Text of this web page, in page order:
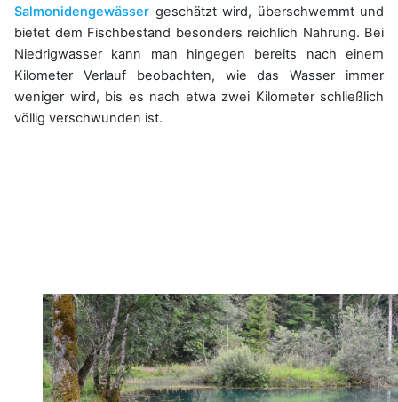
Salmonidengewässer geschätzt wird, überschwemmt und
bietet dem Fischbestand besonders reichlich Nahrung. Bei
Niedrigwasser kann man hingegen bereits nach einem
Kilometer Verlauf beobachten, wie das Wasser immer
weniger wird, bis es nach etwa zwei Kilometer schließlich
völlig verschwunden ist.